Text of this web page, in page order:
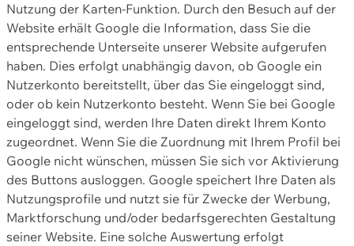
Nutzung der Karten-Funktion. Durch den Besuch auf der
Website erhält Google die Information, dass Sie die
entsprechende Unterseite unserer Website aufgerufen
haben. Dies erfolgt unabhängig davon, ob Google ein
Nutzerkonto bereitstellt, über das Sie eingeloggt sind,
oder ob kein Nutzerkonto besteht. Wenn Sie bei Google
eingeloggt sind, werden Ihre Daten direkt Ihrem Konto
zugeordnet. Wenn Sie die Zuordnung mit Ihrem Profil bei
Google nicht wünschen, müssen Sie sich vor Aktivierung
des Buttons ausloggen. Google speichert Ihre Daten als
Nutzungsprofile und nutzt sie für Zwecke der Werbung,
Marktforschung und/oder bedarfsgerechten Gestaltung
seiner Website. Eine solche Auswertung erfolgt